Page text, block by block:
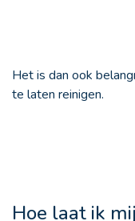
Het is dan ook
te laten reinigen.
Hoe laat ik